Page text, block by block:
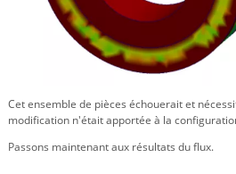
Cet ensemble de pièces échouerait et
modification n'était apportée à la
Passons maintenant aux résultats du flux.